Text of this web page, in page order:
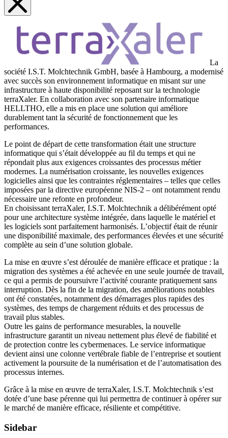
La
société I.S.T. Molchtechnik GmbH, basée à Hambourg, a modernisé
avec succès son environnement informatique en misant sur une
infrastructure à haute disponibilité reposant sur la technologie
terraXaler. En collaboration avec son partenaire informatique
HELLTHO, elle a mis en place une solution qui améliore
durablement tant la sécurité de fonctionnement que les
performances.
Le point de départ de cette transformation était une structure
informatique qui s’était développée au fil du temps et qui ne
répondait plus aux exigences croissantes des processus métier
modernes. La numérisation croissante, les nouvelles exigences
logicielles ainsi que les contraintes réglementaires – telles que celles
imposées par la directive européenne NIS-2 – ont notamment rendu
nécessaire une refonte en profondeur.
En choisissant terraXaler, I.S.T. Molchtechnik a délibérément opté
pour une architecture système intégrée, dans laquelle le matériel et
les logiciels sont parfaitement harmonisés. L’objectif était de réunir
une disponibilité maximale, des performances élevées et une sécurité
complète au sein d’une solution globale.
La mise en œuvre s’est déroulée de manière efficace et pratique : la
migration des systèmes a été achevée en une seule journée de travail,
ce qui a permis de poursuivre l’activité courante pratiquement sans
interruption. Dès la fin de la migration, des améliorations notables
ont été constatées, notamment des démarrages plus rapides des
systèmes, des temps de chargement réduits et des processus de
travail plus stables.
Outre les gains de performance mesurables, la nouvelle
infrastructure garantit un niveau nettement plus élevé de fiabilité et
de protection contre les cybermenaces. Le service informatique
devient ainsi une colonne vertébrale fiable de l’entreprise et soutient
activement la poursuite de la numérisation et de l’automatisation des
processus internes.
Grâce à la mise en œuvre de terraXaler, I.S.T. Molchtechnik s’est
dotée d’une base pérenne qui lui permettra de continuer à opérer sur
le marché de manière efficace, résiliente et compétitive.
Sidebar